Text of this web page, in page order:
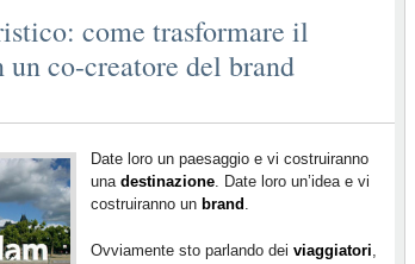
come trasformare il
co-creatore del brand
Date loro un paesaggio e vi costruiranno
una destinazione. Date loro un’idea e vi
costruiranno un brand .
Ovviamente sto parlando dei viaggiatori,